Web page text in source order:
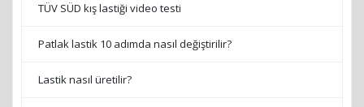
TÜV SÜD kış lastiği video testi
Patlak lastik 10 adımda nasıl değiştirilir?
Lastik nasıl üretilir?